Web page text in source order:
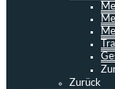
Zurück